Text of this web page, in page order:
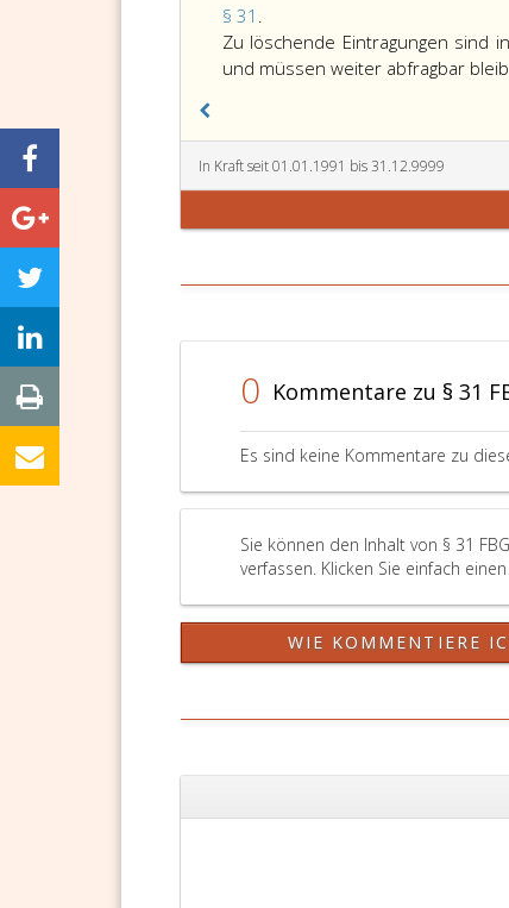
§ 31 .
31,
Zu löschende Eintragungen sind
und müssen weiter abfragbar
In Kraft seit 01.01.1991 bis 31.12.9999
0 Kommentare zu § 31
Es sind keine Kommentare zu
Sie können den Inhalt von § 31
verfassen. Klicken Sie einfach
WIE KOMMENTIERE